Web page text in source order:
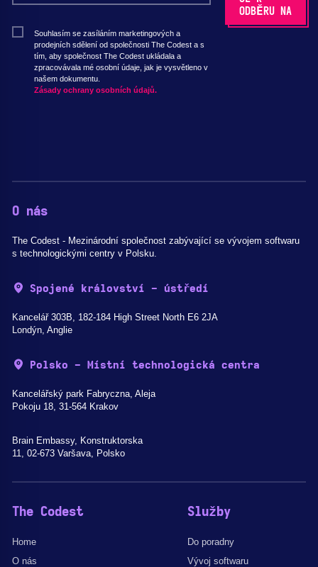
Souhlasím se zasíláním marketingových a
prodejních sdělení od společnosti The Codest a s
tím, aby společnost The Codest ukládala a
zpracovávala mé osobní údaje, jak je vysvětleno v
našem dokumentu.
Zásady ochrany osobních údajů.
O nás
The Codest - Mezinárodní společnost zabývající se vývojem softwaru
s technologickými centry v Polsku.
Spojené království - ústředí
Kancelář 303B, 182-184 High Street North E6 2JA
Londýn, Anglie
Polsko - Místní technologická centra
Kancelářský park Fabryczna, Aleja
Pokoju 18, 31-564 Krakov
Brain Embassy, Konstruktorska
11, 02-673 Varšava, Polsko
The Codest
Home
O nás
Služby
Do poradny
Vývoj softwaru